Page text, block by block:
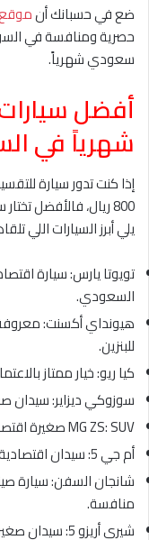
ضع في حسبانك أن
سعودي شهرياً.
شهرياً في
إذا كنت تدور سيارة
800 ريال، فالأفضل
يلي أبرز السيارات اللي
تويوتا يارس: سيارة
السعودي.
هيونداي أكسنت:
للبنزين.
كيا ريو: خيار ممتاز
سوزوكي ديزاير: سيدان
MG ZS: SUV صغيرة اقتصادية، تقدم قيمة ممتازة للسعر.
أم جي 5: سيدان اقتصادية تركز على الراحة والسعر المناسب.
شانجان السفن: سيارة
منافسة.
شيري أريزو 5: سيدان صغيرة بإمكانيات جيدة.